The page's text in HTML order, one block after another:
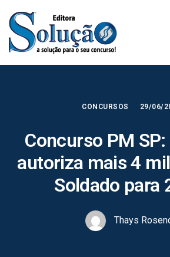
CONCURSOS 29/06/
Concurso PM
autoriza mais 4
Soldado para
Thays